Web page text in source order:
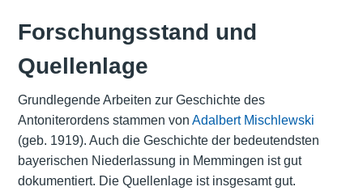
Forschungsstand und
Quellenlage
Grundlegende Arbeiten zur Geschichte des
Antoniterordens stammen von Adalbert Mischlewski
(geb. 1919). Auch die Geschichte der bedeutendsten
bayerischen Niederlassung in Memmingen ist gut
dokumentiert. Die Quellenlage ist insgesamt gut.